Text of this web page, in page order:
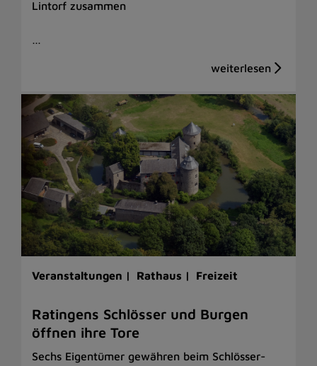
Lintorf zusammen
…
Veranstaltungen | Rathaus | Freizeit
Ratingens Schlösser und Burgen
öffnen ihre Tore
Sechs Eigentümer gewähren beim Schlösser-